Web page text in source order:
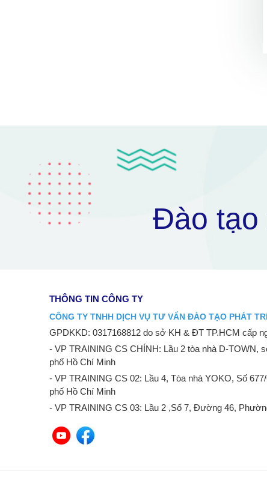
Đào tạo
THÔNG TIN CÔNG TY
CÔNG TY TNHH DỊCH VỤ TƯ VẤN ĐÀO TẠO PHÁT
GPDKKD: 0317168812 do sở KH & ĐT TP.HCM cấp
- VP TRAINING CS CHÍNH: Lầu 2 tòa nhà D-TOWN,
phố Hồ Chí Minh
- VP TRAINING CS 02: Lầu 4, Tòa nhà YOKO, Số
phố Hồ Chí Minh
- VP TRAINING CS 03: Lầu 2 ,Số 7, Đường 46,